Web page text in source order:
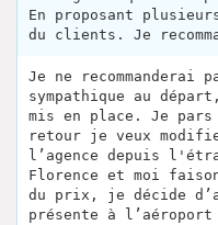
En proposant
du clients. Je
Je ne recommanderai
sympathique au
mis en place. Je
retour je veux
l’agence depuis
Florence et moi
du prix, je décide
présente à